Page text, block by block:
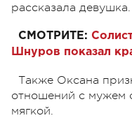
рассказала девушка.
СМОТРИТЕ:
Шнуров показал
Также Оксана
отношений с мужем
мягкой.